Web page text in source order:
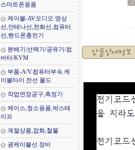
스마트폰용품
케이블-AV오디오.영상
선,안테나선,전화선,컴퓨터
선,핸드폰충전기
분배기/선택기/공유기/컴
버터/KVM
부품-A/V.컴퓨터부속.케
이블타이.전선 몰드
작업연장공구,측정기
케이스,청소용품,박스테
이프
계절상품,잡화,철물
광케이블선.장비